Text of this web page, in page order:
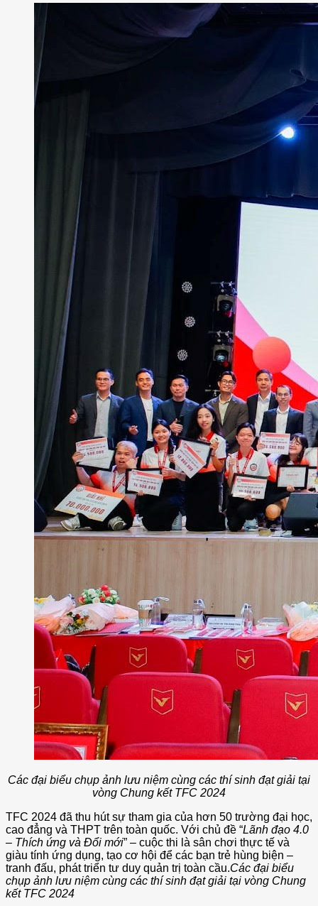
Các đại biểu chụp ảnh lưu niệm cùng các thí sinh đạt giải tại
vòng Chung kết TFC 2024
TFC 2024 đã thu hút sự tham gia của hơn 50 trường đại học,
cao đẳng và THPT trên toàn quốc. Với chủ đề “Lãnh đạo 4.0
– Thích ứng và Đổi mới” – cuộc thi là sân chơi thực tế và
giàu tính ứng dụng, tạo cơ hội để các bạn trẻ hùng biện –
tranh đấu, phát triển tư duy quản trị toàn cầu.Các đại biểu
chụp ảnh lưu niệm cùng các thí sinh đạt giải tại vòng Chung
kết TFC 2024